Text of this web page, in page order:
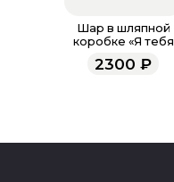
Шар в шляпной
коробке «Я тебя
люблю»
2300 ₽